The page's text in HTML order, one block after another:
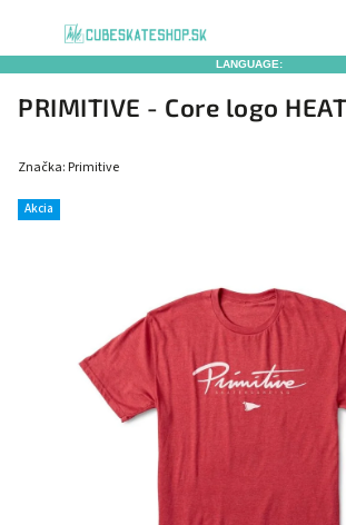
LANGUAGE:
PRIMITIVE - Core logo
Akcia
Značka: Primitive